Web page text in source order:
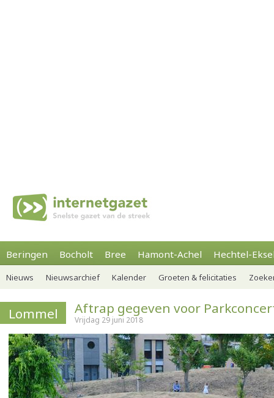
Beringen Bocholt Bree Hamont-Achel Hechtel-
Nieuws Nieuwsarchief Kalender Groeten & felicitaties
Lommel Aftrap gegeven voor
Vrijdag 29 juni 2018